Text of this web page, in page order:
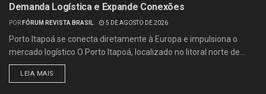
Demanda Logística e Expande Conexões
POR FÓRUM REVISTA BRASIL 5 DE AGOSTO DE 2026
Porto Itapoá se conecta diretamente à Europa e impulsiona o
mercado logístico O Porto Itapoá, localizado no litoral norte de...
LEIA MAIS